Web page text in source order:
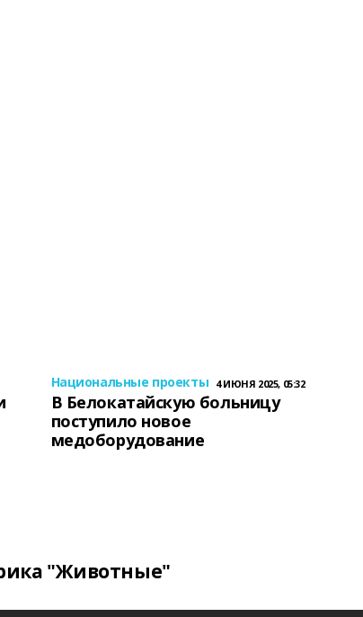
Национальные проекты 4 ИЮНЯ 2025, 05:32
В Белокатайскую больницу
поступило новое
медоборудование
"Животные"